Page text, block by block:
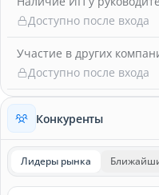
Доступно после входа
Участие в других
Доступно после входа
Конкуренты
Лидеры рынка